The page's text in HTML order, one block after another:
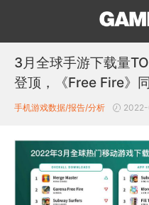
3月全球手游下载量
登顶，《Free Fire》
手机游戏数据/报告/分析